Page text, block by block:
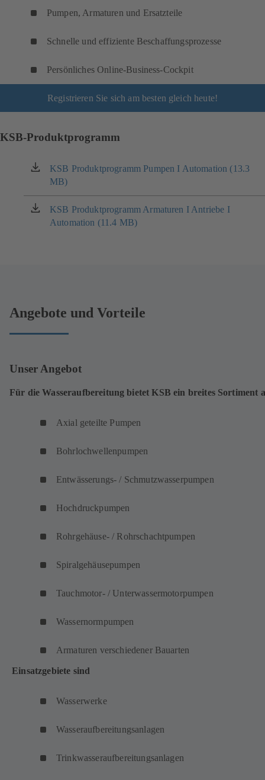
Pumpen, Armaturen und Ersatzteile
Schnelle und effiziente Beschaffungsprozesse
Persönliches Online-Business-Cockpit
Registrieren Sie sich am besten gleich heute!
KSB-Produktprogramm
KSB Produktprogramm Pumpen I Automation (13.3
MB)
(öffnet
in
einem
neuen
Tab)
KSB Produktprogramm Armaturen I Antriebe I
Automation (11.4 MB)
(öffnet
in
Angebote und Vorteile
Unser Angebot
Für die Wasseraufbereitung bietet KSB ein breites Sortiment
Axial geteilte Pumpen
Bohrlochwellenpumpen
Entwässerungs- / Schmutzwasserpumpen
Hochdruckpumpen
Rohrgehäuse- / Rohrschachtpumpen
Spiralgehäusepumpen
Tauchmotor- / Unterwassermotorpumpen
Wassernormpumpen
Armaturen verschiedener Bauarten
Einsatzgebiete sind
Wasserwerke
Wasseraufbereitungsanlagen
Trinkwasseraufbereitungsanlagen